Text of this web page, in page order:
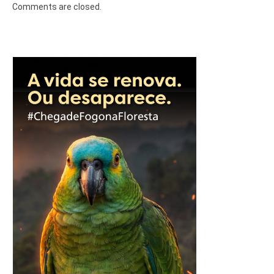
Comments are closed.